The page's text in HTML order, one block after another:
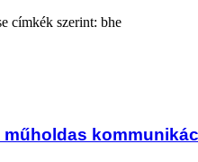
címkék szerint: bhe
műholdas